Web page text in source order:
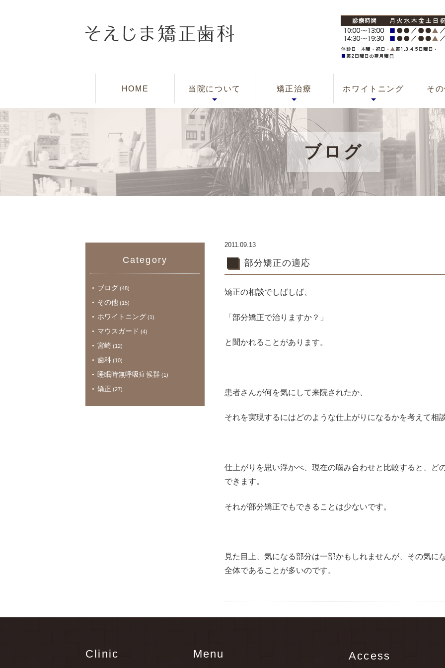
HOME 当院について
そえじま矯正歯科の
特徴
院長紹介
アクセス
診療時間
院内風景
院長ブログ
矯正治療
当院の矯正治療につい
て
大人の矯正治療
こどもの矯正治療
一般的なリスクや副作
用について
ホワイトニング
ホーム
ホワイトニング
オフィス
ホワイトニング
ホワイトニングの
注意事項
歯のクリーニング
（PMTC）
そ
無
ス
スポー
ブログ
2011.09.13
部分矯正の適応
矯正の相談でしばしば、
「部分矯正で治りますか？」
と聞かれることがあります。
患者さんが何を気にして来院されたか、
それを実現するにはどのような仕上がりになるかを考えて相
仕上がりを思い浮かべ、現在の噛み合わせと比較すると、ど
できます。
それが部分矯正でもできることは少ないです。
見た目上、気になる部分は一部かもしれませんが、その気に
全体であることが多いのです。
Category
ブログ (48)
その他 (15)
ホワイトニング (1)
マウスガード (4)
宮崎 (12)
歯科 (10)
睡眠時無呼吸症候群 (1)
矯正 (27)
Clinic Menu Access